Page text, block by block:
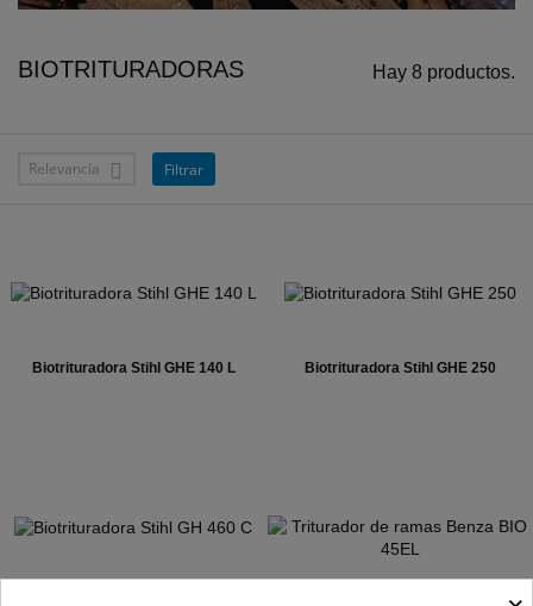
BIOTRITURADORAS Hay 8 productos.
Relevancia  Filtrar
Biotrituradora Stihl GHE 140 L Biotrituradora Stihl GHE 250